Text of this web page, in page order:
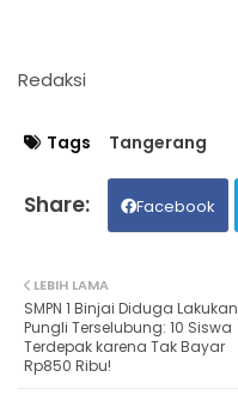
Redaksi
Tags Tangerang
Facebook
LEBIH LAMA
SMPN 1 Binjai Diduga Lakukan
Pungli Terselubung: 10 Siswa
Terdepak karena Tak Bayar
Rp850 Ribu!